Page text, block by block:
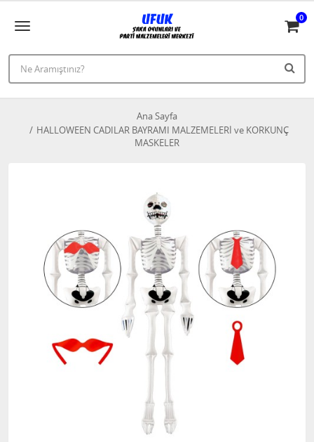
0
Ana Sayfa
HALLOWEEN CADILAR BAYRAMI MALZEMELERİ ve KORKUNÇ
MASKELER